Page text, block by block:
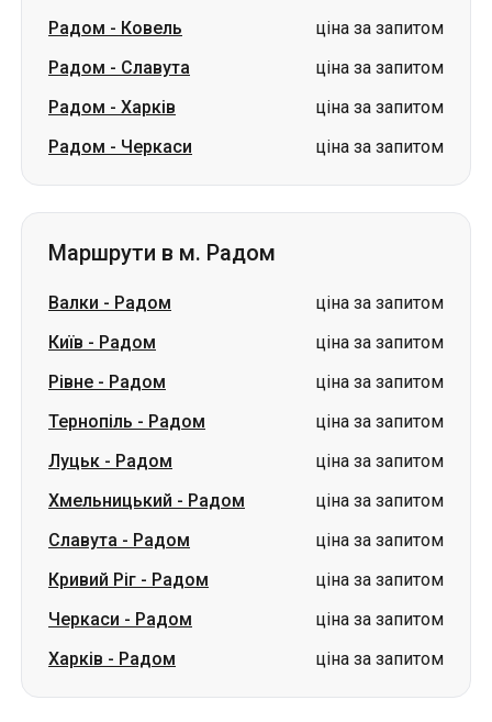
Радом - Ковель
ціна за запитом
Радом - Славута
ціна за запитом
Радом - Харків
ціна за запитом
Радом - Черкаси ціна за запитом
Маршрути в м. Радом
Валки - Радом
ціна за запитом
Київ - Радом
ціна за запитом
Рівне - Радом
ціна за запитом
Тернопіль - Радом
ціна за запитом
Луцьк - Радом
ціна за запитом
Хмельницький - Радом
ціна за запитом
Славута - Радом
ціна за запитом
Кривий Ріг - Радом
ціна за запитом
Черкаси - Радом
ціна за запитом
Харків - Радом ціна за запитом